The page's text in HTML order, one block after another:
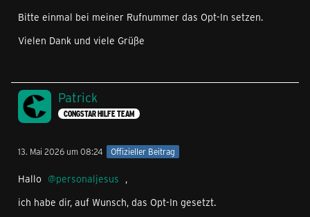
Bitte einmal bei meiner Rufnummer das Opt-In setzen.
Vielen Dank und viele Grüße
Patrick
CONGSTAR HILFE TEAM
13. Mai 2026 um 08:24 Offizieller Beitrag
Hallo personaljesus ,
ich habe dir, auf Wunsch, das Opt-In gesetzt.